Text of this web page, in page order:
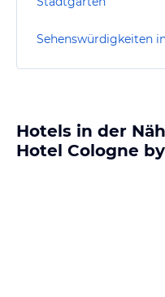
Sehenswürdigkeiten
Hotels in der
Hotel Cologne